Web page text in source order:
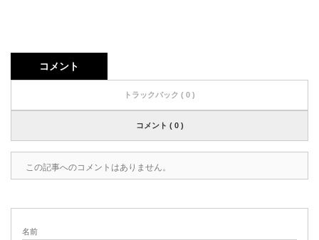
コメント
トラックバック ( 0 )
コメント ( 0 )
この記事へのコメントはありません。
名前